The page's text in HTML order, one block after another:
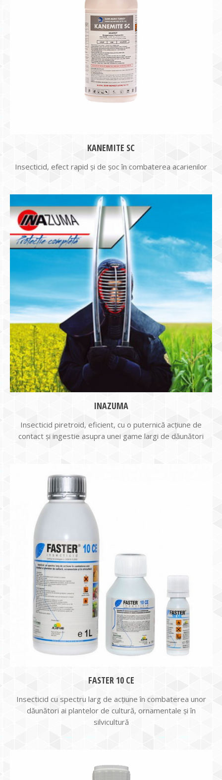
KANEMITE SC
Insecticid, efect rapid și de șoc în combaterea acarienilor
INAZUMA
Insecticid piretroid, eficient, cu o puternică acţiune de
contact şi ingestie asupra unei game largi de dăunători
FASTER 10 CE
Insecticid cu spectru larg de acţiune în combaterea unor
dăunători ai plantelor de cultură, ornamentale şi în
silvicultură